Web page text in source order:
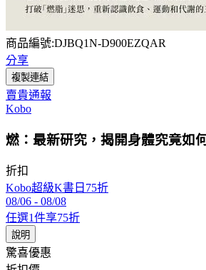
商品編號:DJBQ1N-D900EZQAR
分享
複製連結
賣貴通報
Kobo
燃：最新研究，揭開身體究竟如
折扣
Kobo超級K書日75折
08/06 - 08/08
任選1件享75折
說明
驚喜優惠